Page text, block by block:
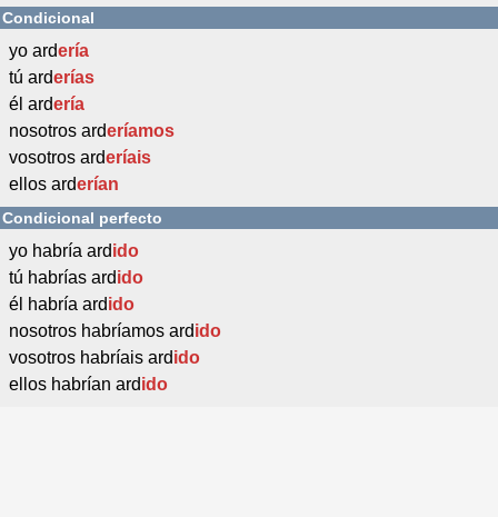
Condicional
yo ardería
tú arderías
él ardería
nosotros arderíamos
vosotros arderíais
ellos arderían
Condicional perfecto
yo habría ardido
tú habrías ardido
él habría ardido
nosotros habríamos ardido
vosotros habríais ardido
ellos habrían ardido